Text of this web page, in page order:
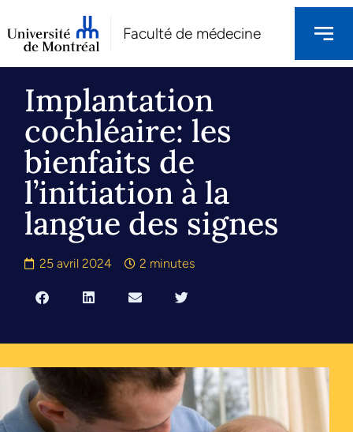
Faculté de médecine
Implantation
cochléaire: les
bienfaits de
l’initiation à la
langue des signes
25 avril 2024 2 minutes